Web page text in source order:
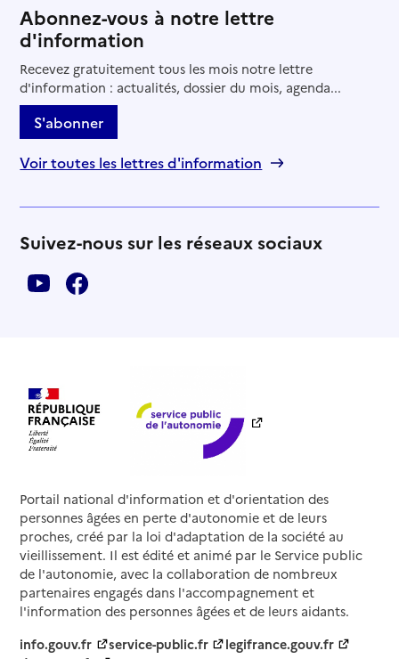
Abonnez-vous à notre lettre
d'information
Recevez gratuitement tous les mois notre lettre
d'information : actualités, dossier du mois, agenda...
S'abonner
Voir toutes les lettres d'information
Suivez-nous sur les réseaux sociaux
Portail national d'information et d'orientation des
personnes âgées en perte d'autonomie et de leurs
proches, créé par la loi d'adaptation de la société au
vieillissement. Il est édité et animé par le Service public
de l'autonomie, avec la collaboration de nombreux
partenaires engagés dans l'accompagnement et
l'information des personnes âgées et de leurs aidants.
info.gouv.fr
service-public.fr
legifrance.gouv.fr